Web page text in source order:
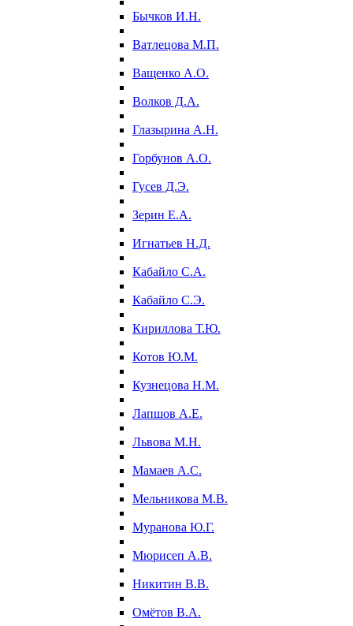
Бычков И.Н.
Ватлецова М.П.
Ващенко А.О.
Волков Д.А.
Глазырина А.Н.
Горбунов А.О.
Гусев Д.Э.
Зерин Е.А.
Игнатьев Н.Д.
Кабайло С.А.
Кабайло С.Э.
Кириллова Т.Ю.
Котов Ю.М.
Кузнецова Н.М.
Лапшов А.Е.
Львова М.Н.
Мамаев А.С.
Мельникова М.В.
Муранова Ю.Г.
Мюрисеп А.В.
Никитин В.В.
Омётов В.А.